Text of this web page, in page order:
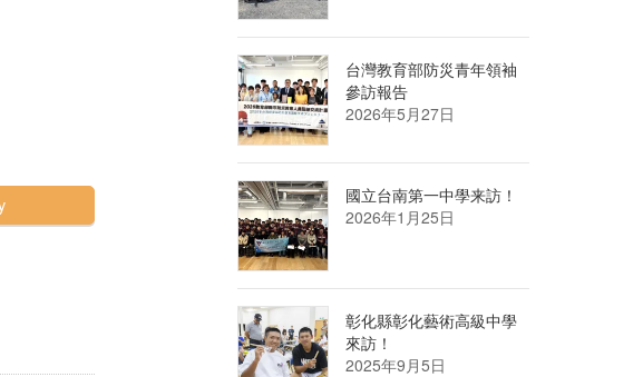
台灣教育部防災青年領袖
參訪報告
2026年5月27日
國立台南第一中學来訪！
2026年1月25日
彰化縣彰化藝術高級中學
來訪！
2025年9月5日